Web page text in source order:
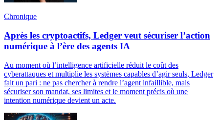
Chronique
Après les cryptoactifs, Ledger veut sécuriser l’action
numérique à l’ère des agents IA
Au moment où l’intelligence artificielle réduit le coût des
cyberattaques et multiplie les systèmes capables d’agir seuls, Ledger
fait un pari : ne pas chercher à rendre l’agent infaillible, mais
sécuriser son mandat, ses limites et le moment précis où une
intention numérique devient un acte.